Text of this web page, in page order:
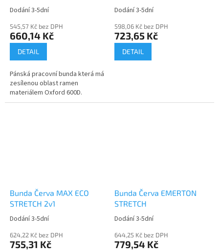
Dodání 3-5dní
545,57 Kč bez DPH
660,14 Kč
DETAIL
Pánská pracovní bunda která má
zesílenou oblast ramen
materiálem Oxford 600D.
Dodání 3-5dní
598,06 Kč bez DPH
723,65 Kč
DETAIL
Bunda Červa MAX ECO
STRETCH 2v1
Dodání 3-5dní
624,22 Kč bez DPH
755,31 Kč
Bunda Červa EMERTON
STRETCH
Dodání 3-5dní
644,25 Kč bez DPH
779,54 Kč